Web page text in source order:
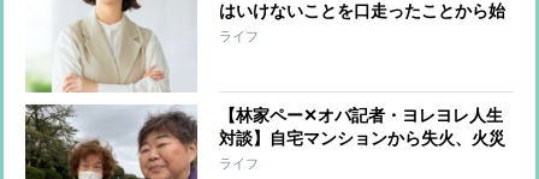
はいけないことを口走ったことから始
まっている」オバ記者（69）は“老年
ライフ
【林家ペー✕オバ記者・ヨレヨレ人生
対談】自宅マンションから失火、火災
保険に入っておらず周辺住宅への補償
ライフ